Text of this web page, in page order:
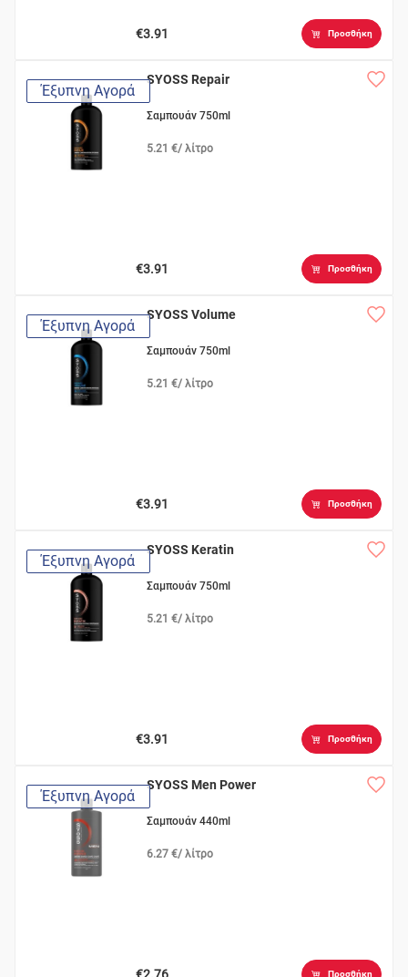
€3.91 Προσθήκη
Έξυπνη Αγορά
SYOSS Repair
Σαμπουάν 750ml
5.21 €/ λίτρο
€3.91 Προσθήκη
Έξυπνη Αγορά
SYOSS Volume
Σαμπουάν 750ml
5.21 €/ λίτρο
€3.91 Προσθήκη
Έξυπνη Αγορά
SYOSS Keratin
Σαμπουάν 750ml
5.21 €/ λίτρο
€3.91 Προσθήκη
Έξυπνη Αγορά
SYOSS Men Power
Σαμπουάν 440ml
6.27 €/ λίτρο
Προσθήκη